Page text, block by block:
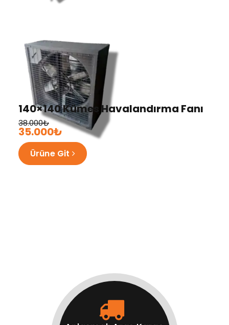
140×140 Kümes Havalandırma Fanı
38.000₺
35.000₺
Ürüne Git